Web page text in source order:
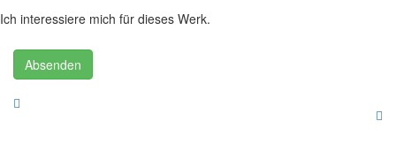
Ich interessiere mich für dieses Werk.
Absenden